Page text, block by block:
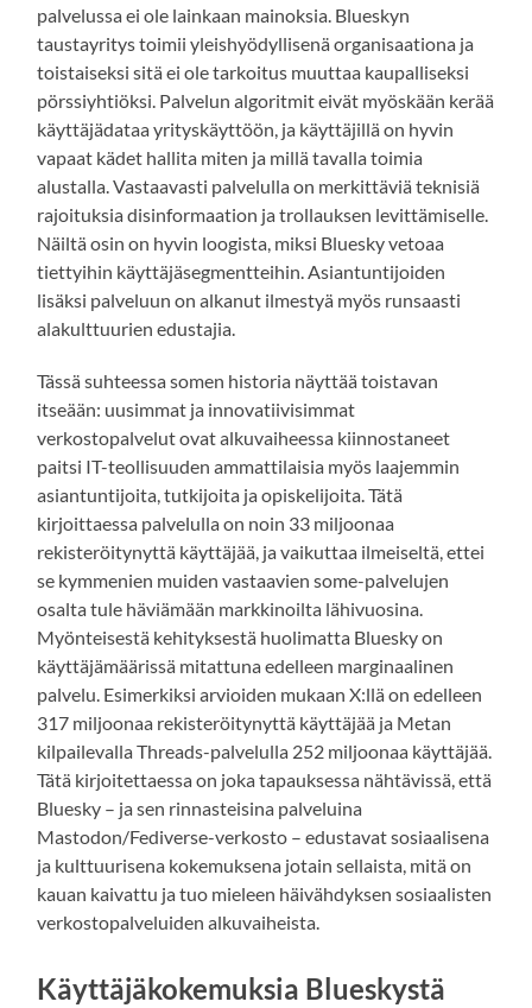
palvelussa ei ole lainkaan mainoksia. Blueskyn
taustayritys toimii yleishyödyllisenä organisaationa ja
toistaiseksi sitä ei ole tarkoitus muuttaa kaupalliseksi
pörssiyhtiöksi. Palvelun algoritmit eivät myöskään kerää
käyttäjädataa yrityskäyttöön, ja käyttäjillä on hyvin
vapaat kädet hallita miten ja millä tavalla toimia
alustalla. Vastaavasti palvelulla on merkittäviä teknisiä
rajoituksia disinformaation ja trollauksen levittämiselle.
Näiltä osin on hyvin loogista, miksi Bluesky vetoaa
tiettyihin käyttäjäsegmentteihin. Asiantuntijoiden
lisäksi palveluun on alkanut ilmestyä myös runsaasti
alakulttuurien edustajia.
Tässä suhteessa somen historia näyttää toistavan
itseään: uusimmat ja innovatiivisimmat
verkostopalvelut ovat alkuvaiheessa kiinnostaneet
paitsi IT-teollisuuden ammattilaisia myös laajemmin
asiantuntijoita, tutkijoita ja opiskelijoita. Tätä
kirjoittaessa palvelulla on noin 33 miljoonaa
rekisteröitynyttä käyttäjää, ja vaikuttaa ilmeiseltä, ettei
se kymmenien muiden vastaavien some-palvelujen
osalta tule häviämään markkinoilta lähivuosina.
Myönteisestä kehityksestä huolimatta Bluesky on
käyttäjämäärissä mitattuna edelleen marginaalinen
palvelu. Esimerkiksi arvioiden mukaan X:llä on edelleen
317 miljoonaa rekisteröitynyttä käyttäjää ja Metan
kilpailevalla Threads-palvelulla 252 miljoonaa käyttäjää.
Tätä kirjoitettaessa on joka tapauksessa nähtävissä, että
Bluesky – ja sen rinnasteisina palveluina
Mastodon/Fediverse-verkosto – edustavat sosiaalisena
ja kulttuurisena kokemuksena jotain sellaista, mitä on
kauan kaivattu ja tuo mieleen häivähdyksen sosiaalisten
verkostopalveluiden alkuvaiheista.
Käyttäjäkokemuksia Blueskystä